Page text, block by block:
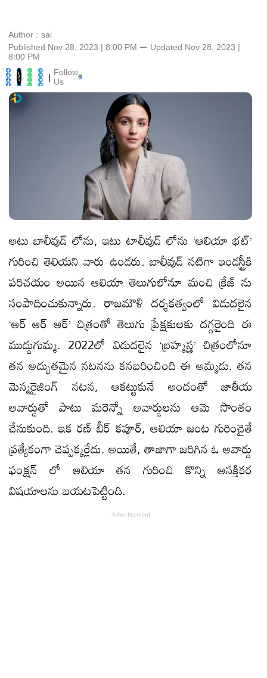
Author : sai
Published Nov 28, 2023 | 8:00 PM ⚊ Updated Nov 28, 2023 |
8:00 PM
| Follow
Us
అటు బాలీవుడ్ లోను, ఇటు టాలీవుడ్ లోను ‘ఆలియా భట్’
గురించి తెలియని వారు ఉండరు. బాలీవుడ్ నటిగా ఇండస్ట్రీకి
పరిచయం అయిన ఆలియా తెలుగులోనూ మంచి క్రేజ్ ను
సంపాదించుకున్నారు. రాజమౌళి దర్శకత్వంలో విడుదలైన
‘ఆర్ ఆర్ ఆర్’ చిత్రంతో తెలుగు ప్రేక్షకులకు దగ్గరైంది ఈ
ముద్దుగుమ్మ. 2022లో విడుదలైన ‘బ్రహ్మస్త్ర’ చిత్రంలోనూ
తన అద్భుతమైన నటనను కనబరించింది ఈ అమ్మడు. తన
మెస్మరైజింగ్ నటన, ఆకట్టుకునే అందంతో జాతీయ
అవార్డుతో పాటు మరెన్నో అవార్డులను ఆమె సొంతం
చేసుకుంది. ఇక రణ్ బీర్ కపూర్, ఆలియా జంట గురించైతే
ప్రత్యేకంగా చెప్పక్కర్లేదు. అయితే, తాజాగా జరిగిన ఓ అవార్డు
ఫంక్షన్ లో ఆలియా తన గురించి కొన్ని ఆసక్తికర
విషయాలను బయటపెట్టింది.